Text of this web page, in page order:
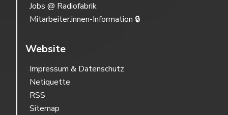
Jobs @ Radiofabrik
Mitarbeiter:innen-Information 🔒
Website
Impressum & Datenschutz
Netiquette
RSS
Sitemap